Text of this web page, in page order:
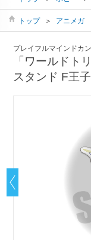
トップ ＞ アニメガ
プレイフルマインドカ
「ワールドト
スタンド F王